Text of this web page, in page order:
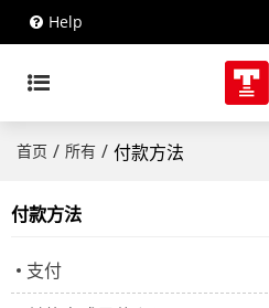
Help
首页 / 所有 / 付款方法
付款方法
支付